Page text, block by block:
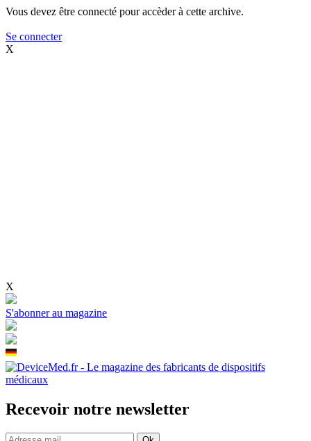
Vous devez être connecté pour accèder à cette archive.
Se connecter
X
X
S'abonner au magazine
Recevoir notre newsletter